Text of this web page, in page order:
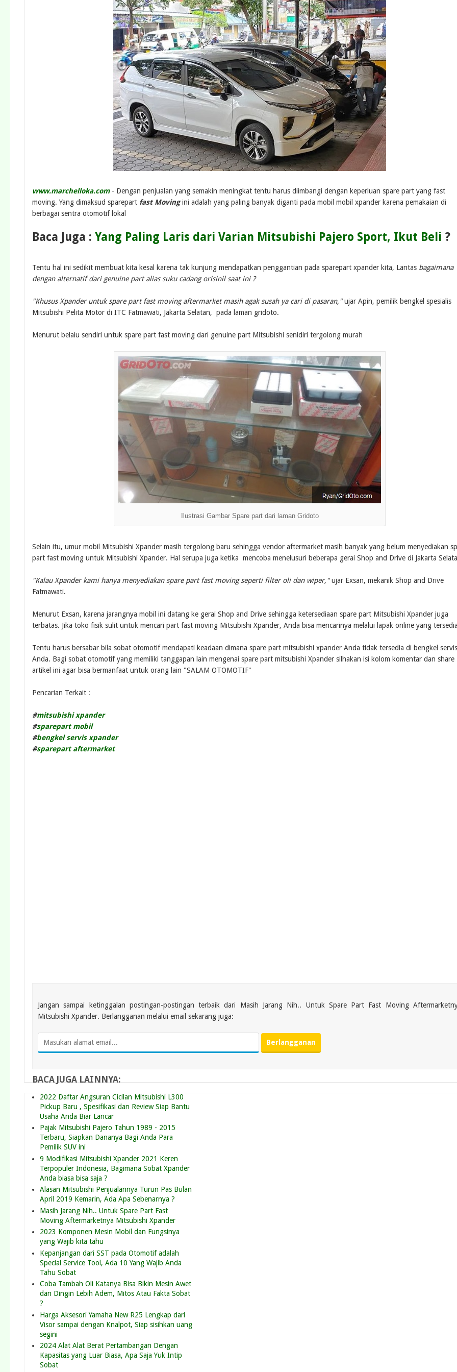
www.marchelloka.com- Dengan penjualan yang semakin meningkat tentu harus diimbangi dengan keperluan spare part yang fast
moving. Yang dimaksud sparepart fast Movingini adalah yang paling banyak diganti pada mobil mobil xpander karena pemakaian di
berbagai sentra otomotif lokal
Baca Juga : Yang Paling Laris dari Varian Mitsubishi Pajero Sport, Ikut Beli ?
Tentu hal ini sedikit membuat kita kesal karena tak kunjung mendapatkan penggantian pada sparepart xpander kita, Lantas bagaimana
dengan alternatif dari genuine part alias suku cadang orisinil saat ini ?
"Khusus Xpander untuk spare part fast moving aftermarket masih agak susah ya cari di pasaran,"ujar Apin, pemilik bengkel spesialis
Mitsubishi Pelita Motor di ITC Fatmawati, Jakarta Selatan, pada laman gridoto.
Menurut belaiu sendiri untuk spare part fast moving dari genuine part Mitsubishi senidiri tergolong murah
Ilustrasi Gambar Spare part dari laman Gridoto
Selain itu, umur mobil Mitsubishi Xpander masih tergolong baru sehingga vendor aftermarket masih banyak yang belum menyediakan
part fast moving untuk Mitsubishi Xpander. Hal serupa juga ketika mencoba menelusuri beberapa gerai Shop and Drive di Jakarta
"Kalau Xpander kami hanya menyediakan spare part fast moving seperti filter oli dan wiper,"ujar Exsan, mekanik Shop and Drive
Fatmawati.
Menurut Exsan, karena jarangnya mobil ini datang ke gerai Shop and Drive sehingga ketersediaan spare part Mitsubishi Xpander juga
terbatas. Jika toko fisik sulit untuk mencari part fast moving Mitsubishi Xpander, Anda bisa mencarinya melalui lapak online yang
Tentu harus bersabar bila sobat otomotif mendapati keadaan dimana spare part mitsubishi xpander Anda tidak tersedia di bengkel servis
Anda. Bagi sobat otomotif yang memiliki tanggapan lain mengenai spare part mitsubishi Xpander silhakan isi kolom komentar dan share
artikel ini agar bisa bermanfaat untuk orang lain "SALAM OTOMOTIF"
Pencarian Terkait :
#mitsubishi xpander
#sparepart mobil
#bengkel servis xpander
#sparepart aftermarket
Jangan sampai ketinggalan postingan-postingan terbaik dari Masih Jarang Nih.. Untuk Spare Part Fast Moving
Mitsubishi Xpander. Berlangganan melalui email sekarang juga:
BACA JUGA LAINNYA:
2022 Daftar Angsuran Cicilan Mitsubishi L300
Pickup Baru , Spesifikasi dan Review Siap Bantu
Usaha Anda Biar Lancar
Pajak Mitsubishi Pajero Tahun 1989 - 2015
Terbaru, Siapkan Dananya Bagi Anda Para
Pemilik SUV ini
9 Modifikasi Mitsubishi Xpander 2021 Keren
Terpopuler Indonesia, Bagimana Sobat Xpander
Anda biasa bisa saja ?
Alasan Mitsubishi Penjualannya Turun Pas Bulan
April 2019 Kemarin, Ada Apa Sebenarnya ?
Masih Jarang Nih.. Untuk Spare Part Fast
Moving Aftermarketnya Mitsubishi Xpander
2023 Komponen Mesin Mobil dan Fungsinya
yang Wajib kita tahu
Kepanjangan dari SST pada Otomotif adalah
Special Service Tool, Ada 10 Yang Wajib Anda
Tahu Sobat
Coba Tambah Oli Katanya Bisa Bikin Mesin Awet
dan Dingin Lebih Adem, Mitos Atau Fakta Sobat
?
Harga Aksesori Yamaha New R25 Lengkap dari
Visor sampai dengan Knalpot, Siap sisihkan uang
segini
2024 Alat Alat Berat Pertambangan Dengan
Kapasitas yang Luar Biasa, Apa Saja Yuk Intip
Sobat